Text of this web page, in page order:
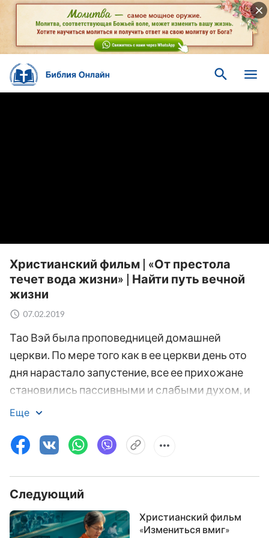
Христианский фильм | «От престола
течет вода жизни» | Найти путь вечной
жизни
07.02.2019
Тао Вэй была проповедницей домашней
церкви. По мере того как в ее церкви день ото
дня нарастало запустение, все ее прихожане
становились пассивными и слабыми духом, и
ее собственная душа погружалась во мрак. Она
присутствие Господа, и находилась в
замешательстве и растерянности. Как
религиозный мир утратил труд Святого Духа?
Возможно ли, что Господь уже вернулся и
явился, чтобы совершать Свою работу где-
либо еще?.. По мере того как Тао Вэй искала
Еще
Следующий
Христианский фильм
«Измениться вмиг»